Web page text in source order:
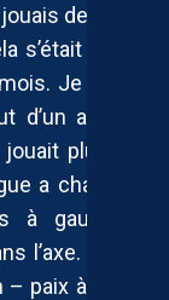
devant
s’était bien
Je suis
d’un an et
plus à
a changé
gauche,
l’axe. Mes
paix à son